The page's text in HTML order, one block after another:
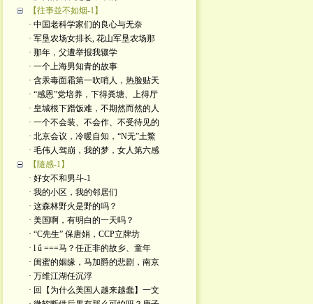
【往亊並不如烟-1】
· 中国老科学家们的良心与无奈
· 军垦农场女排长, 花山军垦农场那
· 那年，父遭举报我辍学
· 一个上海男知青的故事
· 含汞毒面霜第一吹哨人，热脸贴天
· “感恩”党培养，下得粪塘、上得厅
· 皇城根下蹭饭难，不期然而然的人
· 一个不会装、不会作、不受待见的
· 北京会议，冷暖自知，“N无”土鱉
· 毛伟人驾崩，我的梦，女人第六感
【隨感-1】
· 好女不和男斗-1
· 我的小区，我的邻居们
· 这森林野火是​野的吗？
· 美国啊，有明白的一天吗？
· “C先生” 保唐娟，CCP立牌坊
· l ǘ ===马？任正非的故乡、童年
· 闺蜜的姻缘，马加爵的悲剧，南京
· 万维江湖任沉浮
· 回【为什么美国人越来越蠢】一文